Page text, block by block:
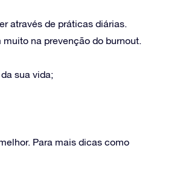
através de práticas diárias.
na prevenção do burnout.
sua vida;
Para mais dicas como